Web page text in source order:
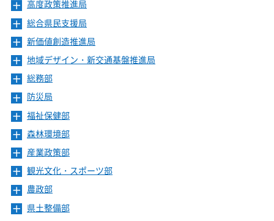
ュ
ー
を
開
き
ま
す
メ
ニ
ュ
ー
を
開
き
ま
す
高度政策推進局
メ
ニ
ュ
ー
を
開
き
ま
す
総合県民支援局
メ
ニ
ュ
ー
開
き
ま
す
新価値創造推進局
メ
ニ
ュ
ー
を
開
き
ま
す
地域デザイン・新交通基盤推進局
メ
ニ
ュ
ー
を
開
き
ま
す
総務部
メ
ニ
ュ
ー
を
開
き
ま
す
防災局
メ
ニ
ュ
ー
を
開
き
ま
す
福祉保健部
メ
ニ
ュ
ー
開
き
ま
森林環境部
メ
ニ
ュ
ー
を
開
産業政策部
メ
ニ
ュ
ー
を
観光文化・スポーツ部
メ
ニ
ュ
農政部
メ
県土整備部